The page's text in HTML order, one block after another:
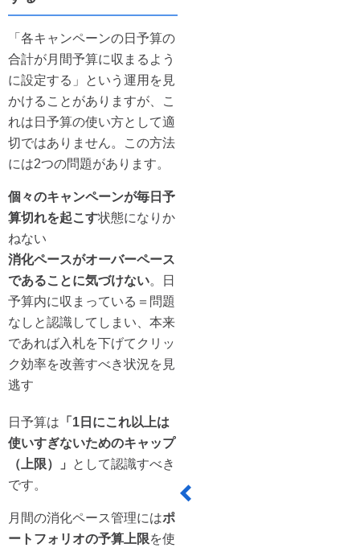
「各キャンペーンの日予算の
合計が月間予算に収まるよう
に設定する」という運用を見
かけることがありますが、こ
れは日予算の使い方として適
切ではありません。この方法
には2つの問題があります。
個々のキャンペーンが毎日予
算切れを起こす状態になりか
ねない
消化ペースがオーバーペース
であることに気づけない。日
予算内に収まっている＝問題
なしと認識してしまい、本来
であれば入札を下げてクリッ
ク効率を改善すべき状況を見
逃す
日予算は 「1日にこれ以上は
使いすぎないためのキャップ
（上限）」
として認識すべき
です。
月間の消化ペース管理にはポ
ートフォリオの予算上限を使